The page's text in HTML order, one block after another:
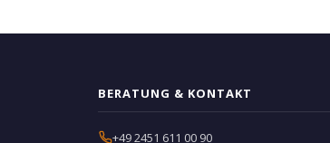
BERATUNG & KONTAKT
+49 2451 611 00 90